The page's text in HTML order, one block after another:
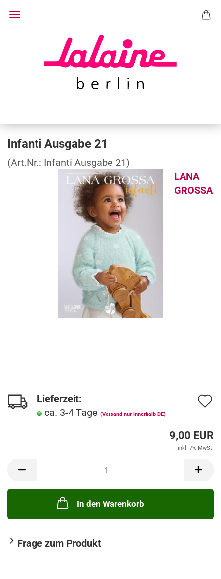
Infanti Ausgabe 21
(Art.Nr.: Infanti Ausgabe 21)
LANA
GROSSA
Lieferzeit:
ca. 3-4 Tage (Versand nur innerhalb DE)
9,00 EUR
inkl. 7% MwSt.
In den Warenkorb
Frage zum Produkt